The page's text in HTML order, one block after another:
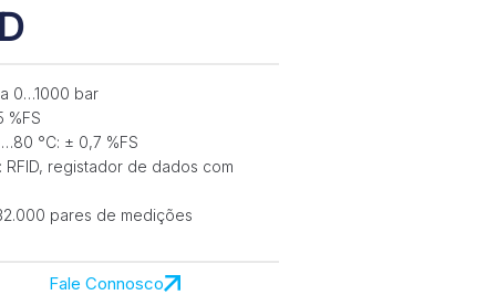
0…1000 bar
%FS
°C: ± 0,7 %FS
RFID, registador de dados com
pares de medições
Fale Connosco